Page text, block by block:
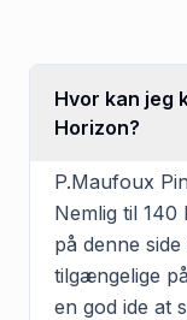
Hvor kan jeg
Horizon?
P.Maufoux
Nemlig til
på denne
tilgængelige
en god ide at